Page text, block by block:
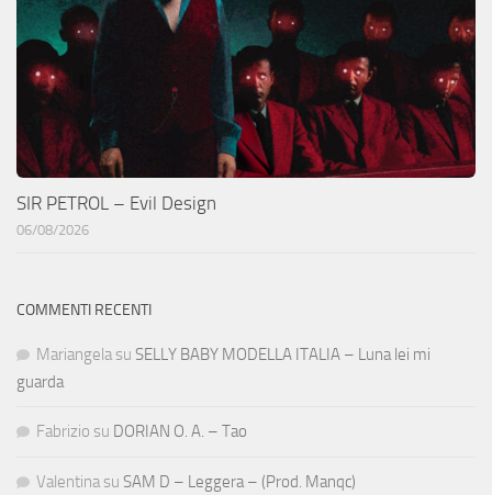
SIR PETROL – Evil Design
06/08/2026
COMMENTI RECENTI
Mariangela su SELLY BABY MODELLA ITALIA – Luna lei mi
guarda
Fabrizio su DORIAN O. A. – Tao
Valentina su SAM D – Leggera – (Prod. Manqc)